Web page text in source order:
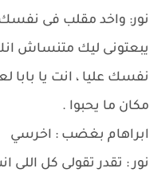
نور: واخد مقلب فى
يبعتونى ليك متنساش
نفسك عليا ، انت يا بابا
مكان ما يحبوا .
ابراهام بغضب : اخرسي
نور : تقدر تقولى كل اللى